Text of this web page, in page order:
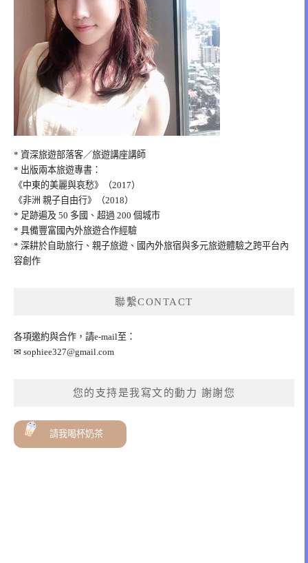
* 資深旅遊部落客／旅遊講座講師
* 出版兩本旅遊專書：
《中東的美麗與哀愁》（2017）
《非洲 親子自由行》（2018）
* 足跡遍及 50 多國、超過 200 個城市
* 具備豐富國內外旅遊合作經驗
* 深耕於自助旅行、親子旅遊、國內外旅宿與多元旅遊體驗之跨平台內
容創作
聯繫CONTACT
各項邀約與合作，請e-mail至：
✉ sophiee327@gmail.com
您的支持是我寫文的動力 謝謝您
請我喝杯奶茶